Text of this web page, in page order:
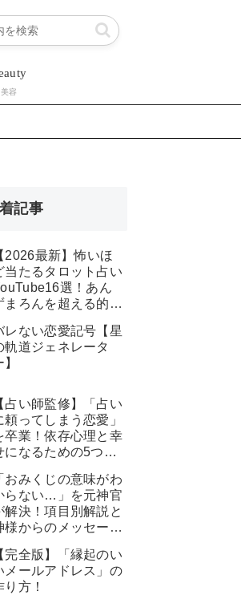
美容
記事
2026最新】怖いほ
当たるタロット占い
選！あん
まろんを超える的中
レない恋愛記号【星
軌道ジェネレータ
占い師監修】「占い
頼ってしまう恋愛」
卒業！依存心理と幸
になるための5つの
おみくじの意味がわ
らない…」を元神官
解決！項目別解説と
様からのメッセージ
完全版】「縁起のい
メールアドレス」の
り方！